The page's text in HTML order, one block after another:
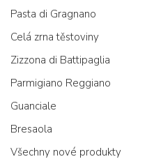
Pasta di Gragnano
Celá zrna těstoviny
Zizzona di Battipaglia
Parmigiano Reggiano
Guanciale
Bresaola
Všechny nové produkty